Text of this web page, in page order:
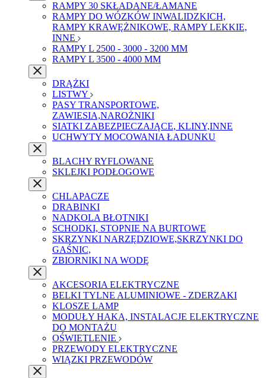
RAMPY 30 SKŁADANE/ŁAMANE
RAMPY DO WÓZKÓW INWALIDZKICH,
RAMPY KRAWĘŻNIKOWE, RAMPY LEKKIE,
INNE
RAMPY L 2500 - 3000 - 3200 MM
RAMPY L 3500 - 4000 MM
DRĄŻKI
LISTWY
PASY TRANSPORTOWE,
ZAWIESIA,NAROŻNIKI
SIATKI ZABEZPIECZAJĄCE, KLINY,INNE
UCHWYTY MOCOWANIA ŁADUNKU
BLACHY RYFLOWANE
SKLEJKI PODŁOGOWE
CHLAPACZE
DRABINKI
NADKOLA BŁOTNIKI
SCHODKI, STOPNIE NA BURTOWE
SKRZYNKI NARZĘDZIOWE,SKRZYNKI DO
GAŚNIC,
ZBIORNIKI NA WODĘ
AKCESORIA ELEKTRYCZNE
BELKI TYLNE ALUMINIOWE - ZDERZAKI
KLOSZE LAMP
MODUŁY HAKA, INSTALACJE ELEKTRYCZNE
DO MONTAŻU
OŚWIETLENIE
PRZEWODY ELEKTRYCZNE
WIĄZKI PRZEWODÓW